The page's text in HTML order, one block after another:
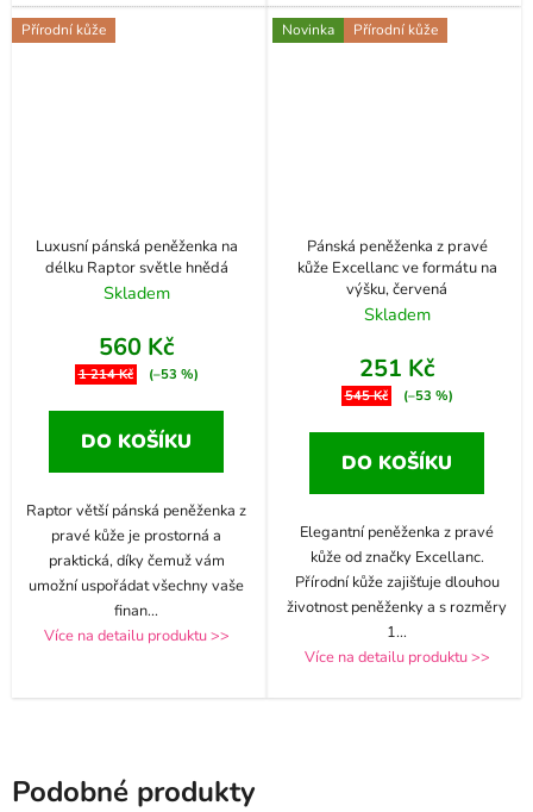
Přírodní kůže
Luxusní pánská peněženka na
délku Raptor světle hnědá
Skladem
560 Kč
1 214 Kč (–53 %)
DO KOŠÍKU
Raptor větší pánská peněženka z
pravé kůže je prostorná a
praktická, díky čemuž vám
umožní uspořádat všechny vaše
finan...
Více na detailu produktu >>
Novinka Přírodní kůže
Pánská peněženka z pravé
kůže Excellanc ve formátu na
výšku, červená
Skladem
251 Kč
545 Kč (–53 %)
DO KOŠÍKU
Elegantní peněženka z pravé
kůže od značky Excellanc.
Přírodní kůže zajišťuje dlouhou
životnost peněženky a s rozměry
1...
Více na detailu produktu >>
Podobné produkty